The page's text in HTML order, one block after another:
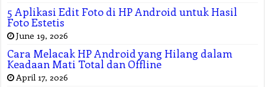
5 Aplikasi Edit Foto di HP Android untuk Hasil
Foto Estetis
June 19, 2026
Cara Melacak HP Android yang Hilang dalam
Keadaan Mati Total dan Offline
April 17, 2026